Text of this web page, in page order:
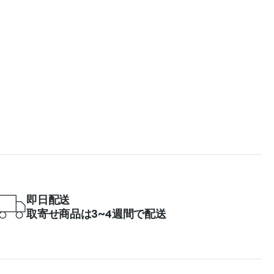
即日配送
取寄せ商品は3~4週間で配送